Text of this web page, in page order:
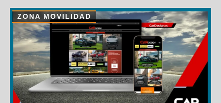
ZONA MOVILIDAD